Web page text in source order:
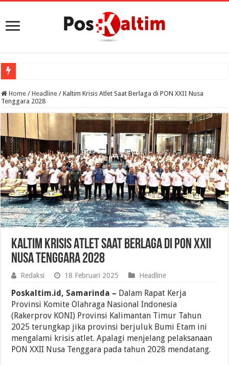
Home / Headline / Kaltim Krisis Atlet Saat Berlaga di PON XXII Nusa
Tenggara 2028
Kaltim Krisis Atlet Saat Berlaga di PON XXII
Nusa Tenggara 2028
Redaksi 18 Februari 2025 Headline
Poskaltim.id, Samarinda – Dalam Rapat Kerja
Provinsi Komite Olahraga Nasional Indonesia
(Rakerprov KONI) Provinsi Kalimantan Timur Tahun
2025 terungkap jika provinsi berjuluk Bumi Etam ini
mengalami krisis atlet. Apalagi menjelang pelaksanaan
PON XXII Nusa Tenggara pada tahun 2028 mendatang.